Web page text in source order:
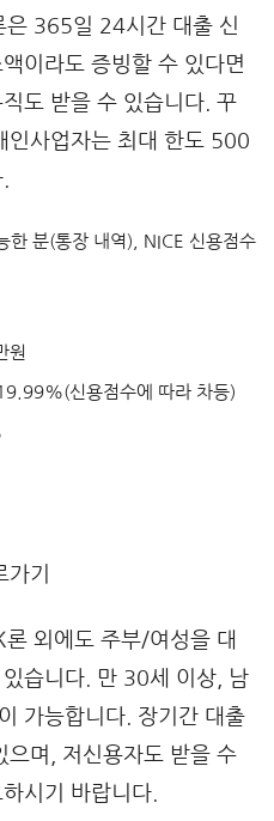
은 365일 24시간 대출 신
이라도 증빙할 수 있다면
도 받을 수 있습니다. 꾸
인사업자는 최대 한도 500
한 분(통장 내역), NICE 신용점수
원
신용점수에 따라 차등)
외에도 주부/여성을 대
습니다. 만 30세 이상, 남
가능합니다. 장기간 대출
으며, 저신용자도 받을 수
시기 바랍니다.